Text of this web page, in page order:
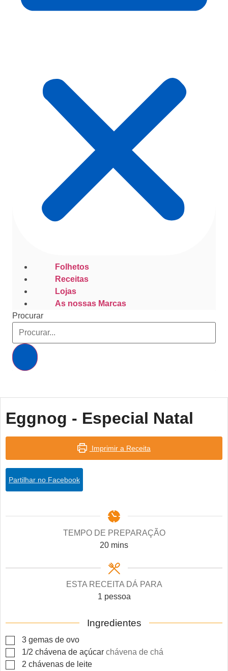
Folhetos
Receitas
Lojas
As nossas Marcas
Procurar
Eggnog - Especial Natal
Imprimir a Receita
Partilhar no Facebook
TEMPO DE PREPARAÇÃO
20minutes
mins
ESTA RECEITA DÁ PARA
1 pessoa
Ingredientes
▢
3 gemas de ovo
▢
1/2 chávena de açúcar chávena de chá
▢
2 chávenas de leite